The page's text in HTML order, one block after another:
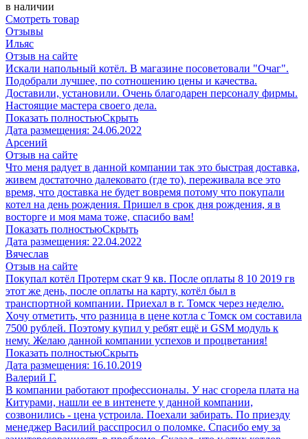
в наличии
Смотреть товар
Отзывы
Ильяс
Отзыв на сайте
Искали напольный котёл. В магазине посоветовали "Очаг".
Подобрали лучшее, по сотношению цены и качества.
Доставили, установили. Очень благодарен персоналу фирмы.
Настоящие мастера своего дела.
Показать полностьюСкрыть
Дата размещения: 24.06.2022
Арсений
Отзыв на сайте
Что меня радует в данной компании так это быстрая доставка,
живем достаточно далековато (где то), переживала все это
время, что доставка не будет вовремя потому что покупали
котел на день рождения. Пришел в срок дня рождения, я в
восторге и моя мама тоже, спасибо вам!
Показать полностьюСкрыть
Дата размещения: 22.04.2022
Вячеслав
Отзыв на сайте
Покупал котёл Протерм скат 9 кв. После оплаты 8 10 2019 гв
этот же день, после оплаты на карту, котёл был в
транспортной компании. Приехал в г. Томск через неделю.
Хочу отметить, что разница в цене котла с Томск ом составила
7500 рублей. Поэтому купил у ребят ещё и GSM модуль к
нему. Желаю данной компании успехов и процветания!
Показать полностьюСкрыть
Дата размещения: 16.10.2019
Валерий Г.
В компании работают профессионалы. У нас сгорела плата на
Китурами, нашли ее в интенете у данной компании,
созвонились - цена устроила. Поехали забирать. По приезду
менеджер Василий расспросил о поломке. Спасибо ему за